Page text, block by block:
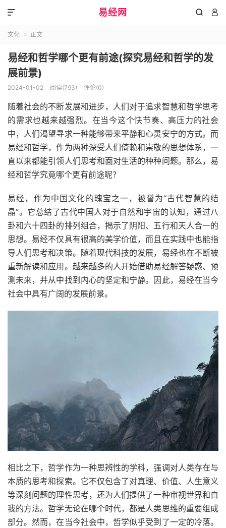
易经网  

文化  正文
易经和哲学哪个更有前途(探究易经和哲学的发
展前景)
2024-01-02 阅读(793) 评论(0)
随着社会的不断发展和进步，人们对于追求智慧和哲学思考
的需求也越来越强烈。在当今这个快节奏、高压力的社会
中，人们渴望寻求一种能够带来平静和心灵安宁的方式。而
易经和哲学，作为两种深受人们倚赖和崇敬的思想体系，一
直以来都能引领人们思考和面对生活的种种问题。那么，易
经和哲学究竟哪个更有前途呢？
易经，作为中国文化的瑰宝之一，被誉为“古代智慧的结
晶”。它总结了古代中国人对于自然和宇宙的认知，通过八
卦和六十四卦的排列组合，揭示了阴阳、五行和天人合一的
思想。易经不仅具有很高的美学价值，而且在实践中也能指
导人们思考和决策。随着现代科技的发展，易经也在不断被
重新解读和应用。越来越多的人开始借助易经解答疑惑、预
测未来，并从中找到内心的坚定和宁静。因此，易经在当今
社会中具有广阔的发展前景。
相比之下，哲学作为一种思辨性的学科，强调对人类存在与
本质的思考和探索。它不仅包含了对真理、价值、人生意义
等深刻问题的理性思考，还为人们提供了一种审视世界和自
我的方法。哲学无论在哪个时代，都是人类思维的重要组成
部分。然而，在当今社会中，哲学似乎受到了一定的冷落。